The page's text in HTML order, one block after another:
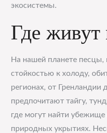
экосистемы.
Где живут
На нашей планете песцы,
стойкостью к холоду,
регионах, от Гренландии
предпочитают тайгу,
где могут найти
природных укрытиях.